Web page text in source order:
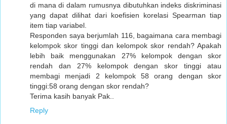
di mana di dalam rumusnya dibutuhkan indeks diskriminasi
yang dapat dilihat dari koefisien korelasi Spearman tiap
item tiap variabel.
Responden saya berjumlah 116, bagaimana cara membagi
kelompok skor tinggi dan kelompok skor rendah? Apakah
lebih baik menggunakan 27% kelompok dengan skor
rendah dan 27% kelompok dengan skor tinggi atau
membagi menjadi 2 kelompok 58 orang dengan skor
tinggi:58 orang dengan skor rendah?
Terima kasih banyak Pak..
Reply